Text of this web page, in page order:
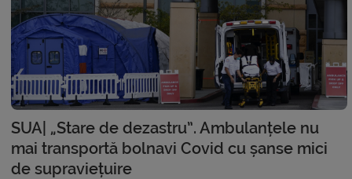
SUA| „Stare de dezastru”. Ambulanțele nu
mai transportă bolnavi Covid cu șanse mici
de supraviețuire